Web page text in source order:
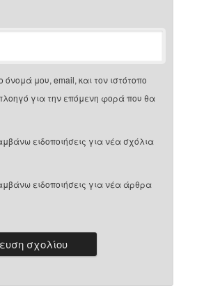
όνομά μου, email, και τον ιστότοπο
για την επόμενη φορά που θα
ειδοποιήσεις για νέα σχόλια
ειδοποιήσεις για νέα άρθρα